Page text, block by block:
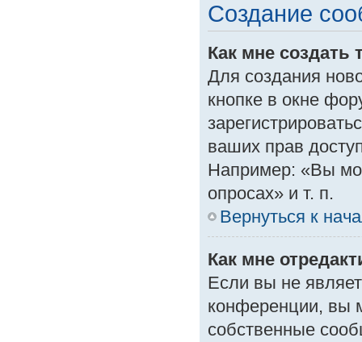
Создание
Как мне создать
Для создания
кнопке в окне
ваших прав
Например: «Вы
опросах» и т. п.
Вернуться к
Как мне
Если вы не
конференции, вы
собственные